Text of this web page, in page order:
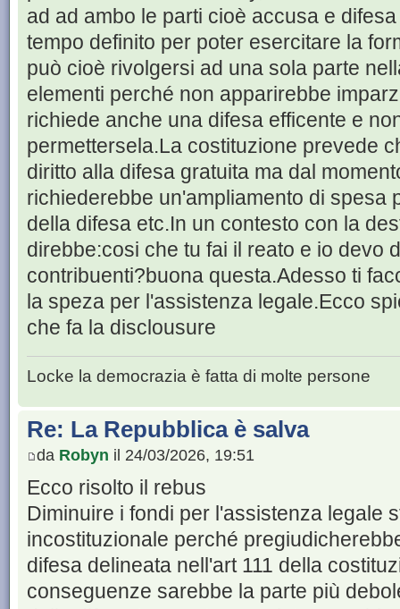
ad ad ambo le parti cioè accusa e
tempo definito per poter esercitare la
può cioè rivolgersi ad una sola parte
elementi perché non apparirebbe
richiede anche una difesa efficente e
permettersela.La costituzione prevede
diritto alla difesa gratuita ma dal
richiederebbe un'ampliamento di spesa
della difesa etc.In un contesto con la
direbbe:cosi che tu fai il reato e io devo
contribuenti?buona questa.Adesso ti
la speza per l'assistenza legale.Ecco
che fa la disclousure
Locke la democrazia è fatta di molte persone
Re: La Repubblica è salva
da Robyn il 24/03/2026, 19:51
Ecco risolto il rebus
Diminuire i fondi per l'assistenza legale
incostituzionale perché
difesa delineata nell'art 111 della
conseguenze sarebbe la parte più